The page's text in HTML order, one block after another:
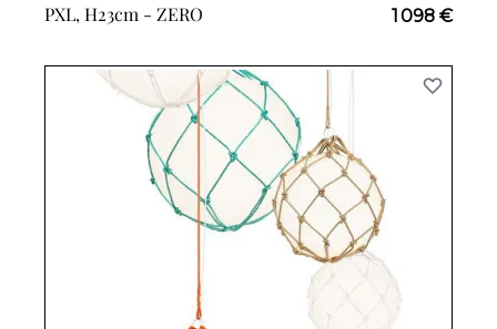
PXL, H23cm - ZERO 1 098 €